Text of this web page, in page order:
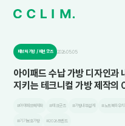
패브릭 가방 / 패션 굿즈 2026.05.05
아이패드 수납 가방 디자인과
지키는 테크니컬 가방 제작
#아이패드백제작 #테크굿즈 #가방내부설계 #노트북파우치
#기기보호가방 #2026트렌드